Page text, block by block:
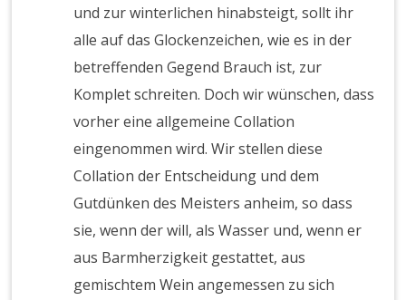
und zur winterlichen hinabsteigt, sollt ihr
alle auf das Glockenzeichen, wie es in der
betreffenden Gegend Brauch ist, zur
Komplet schreiten. Doch wir wünschen, dass
vorher eine allgemeine Collation
eingenommen wird. Wir stellen diese
Collation der Entscheidung und dem
Gutdünken des Meisters anheim, so dass
sie, wenn der will, als Wasser und, wenn er
aus Barmherzigkeit gestattet, aus
gemischtem Wein angemessen zu sich